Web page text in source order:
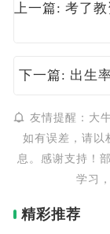
上一篇: 考了
下一篇: 出生
友情提醒：大
如有误差，请以
息。感谢支持！
学习
精彩推荐